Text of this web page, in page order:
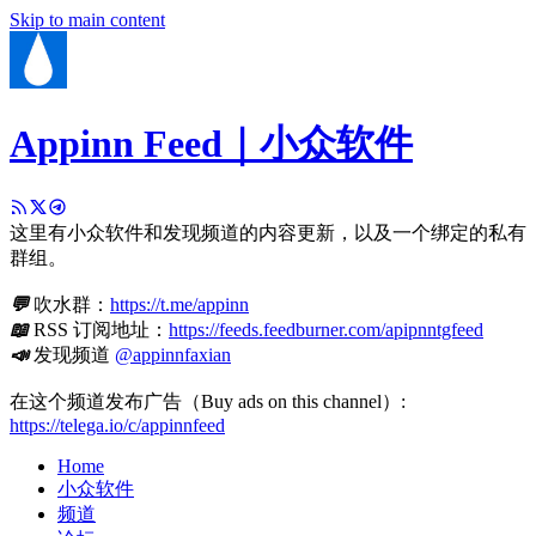
Skip to main content
Appinn Feed｜小众软件
这里有小众软件和发现频道的内容更新，以及一个绑定的私有
群组。
💬吹水群： https://t.me/appinn
📖RSS 订阅地址： https://feeds.feedburner.com/apipnntgfeed
📣发现频道 @appinnfaxian
在这个频道发布广告（Buy ads on this channel）:
https://telega.io/c/appinnfeed
Home
小众软件
频道